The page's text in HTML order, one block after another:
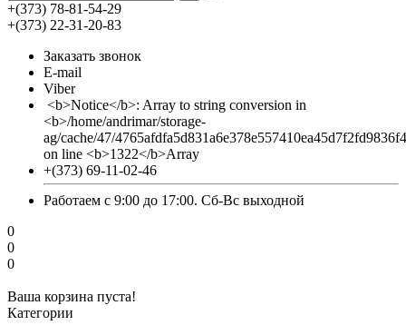
+(373) 78-81-54-29
+(373) 22-31-20-83
Заказать звонок
E-mail
Viber
<b>Notice</b>: Array to string conversion in
<b>/home/andrimar/storage-
ag/cache/47/
on line <b>1322</b>Array
+(373) 69-11-02-46
Работаем с 9:00 до 17:00. Сб-Вс выходной
0
0
0
Ваша корзина пуста!
Категории